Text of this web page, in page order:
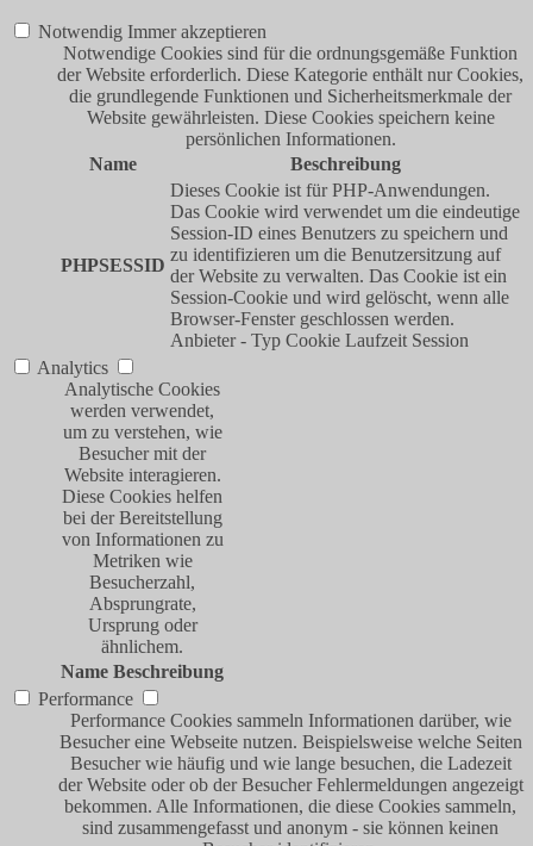
Notwendig Immer akzeptieren
Notwendige Cookies sind für die ordnungsgemäße Funktion
der Website erforderlich. Diese Kategorie enthält nur Cookies,
die grundlegende Funktionen und Sicherheitsmerkmale der
Website gewährleisten. Diese Cookies speichern keine
persönlichen Informationen.
Name
Beschreibung
PHPSESSID
Dieses Cookie ist für PHP-Anwendungen.
Das Cookie wird verwendet um die eindeutige
Session-ID eines Benutzers zu speichern und
zu identifizieren um die Benutzersitzung auf
der Website zu verwalten. Das Cookie ist ein
Session-Cookie und wird gelöscht, wenn alle
Browser-Fenster geschlossen werden.
Anbieter - Typ Cookie Laufzeit Session
Analytics
Analytische Cookies
werden verwendet,
um zu verstehen, wie
Besucher mit der
Website interagieren.
Diese Cookies helfen
bei der Bereitstellung
von Informationen zu
Metriken wie
Besucherzahl,
Absprungrate,
Ursprung oder
ähnlichem.
Name Beschreibung
Performance
Performance Cookies sammeln Informationen darüber, wie
Besucher eine Webseite nutzen. Beispielsweise welche Seiten
Besucher wie häufig und wie lange besuchen, die Ladezeit
der Website oder ob der Besucher Fehlermeldungen angezeigt
bekommen. Alle Informationen, die diese Cookies sammeln,
sind zusammengefasst und anonym - sie können keinen